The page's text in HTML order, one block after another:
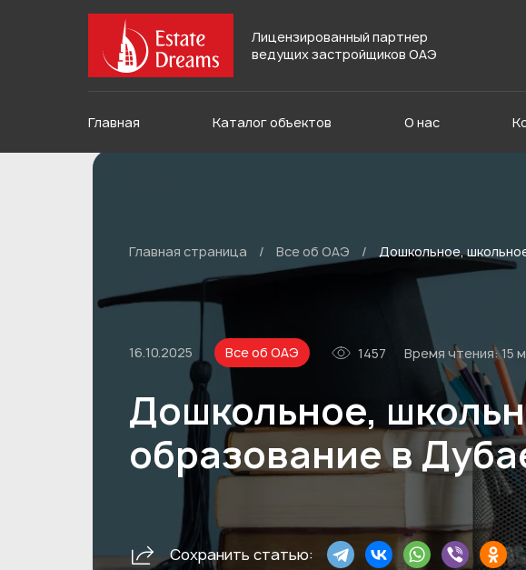
Лицензированный партнер
ведущих застройщиков ОАЭ
Главная Каталог объектов О нас
Главная страница / Все об ОАЭ / Дошкольное,
16.10.2025 Все об ОАЭ 1457 Время чтения:15
Дошкольное,
образование в
Сохранить статью: